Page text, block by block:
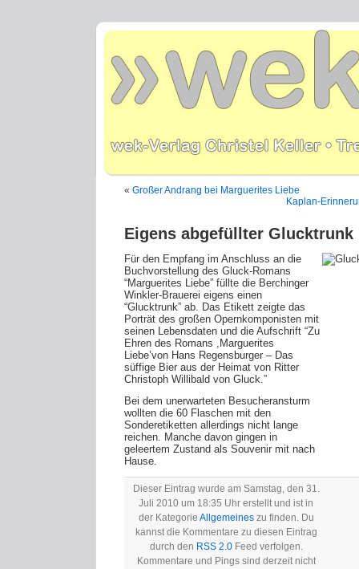
« Großer Andrang bei Marguerites Liebe
Kaplan-
Eigens abgefüllter Glucktrunk
Für den Empfang im Anschluss an die
Buchvorstellung des Gluck-Romans
“Marguerites Liebe” füllte die Berchinger
Winkler-Brauerei eigens einen
“Glucktrunk” ab. Das Etikett zeigte das
Porträt des großen Opernkomponisten mit
seinen Lebensdaten und die Aufschrift “Zu
Ehren des Romans ,Marguerites
Liebe’von Hans Regensburger – Das
süffige Bier aus der Heimat von Ritter
Christoph Willibald von Gluck.”
Bei dem unerwarteten Besucheransturm
wollten die 60 Flaschen mit den
Sonderetiketten allerdings nicht lange
reichen. Manche davon gingen in
geleertem Zustand als Souvenir mit nach
Hause.
Dieser Eintrag wurde am Samstag, den 31.
Juli 2010 um 18:35 Uhr erstellt und ist in
der Kategorie Allgemeineszu finden. Du
kannst die Kommentare zu diesen Eintrag
durch den RSS 2.0Feed verfolgen.
Kommentare und Pings sind derzeit nicht